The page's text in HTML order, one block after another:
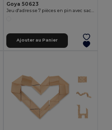
Goya 50623
Ajouter au Panier